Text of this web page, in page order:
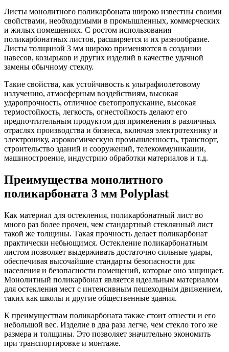
Листы монолитного поликарбоната широко известны своими
свойствами, необходимыми в промышленных, коммерческих
и жилых помещениях. С ростом использования
поликарбонатных листов, расширяется и их разнообразие.
Листы толщиной 3 мм широко применяются в создании
навесов, козырьков и других изделий в качестве удачной
замены обычному стеклу.
Такие свойства, как устойчивость к ультрафиолетовому
излучению, атмосферным воздействиям, высокая
ударопрочность, отличное светопропускание, высокая
термостойкость, легкость, огнестойкость делают его
предпочтительным продуктом для применения в различных
отраслях производства и бизнеса, включая электротехнику и
электронику, аэрокосмическую промышленность, транспорт,
строительство зданий и сооружений, телекоммуникации,
машиностроение, индустрию обработки материалов и т.д.
Преимущества монолитного
поликарбоната 3 мм Polyplast
Как материал для остекления, поликарбонатный лист во
много раз более прочен, чем стандартный стеклянный лист
такой же толщины. Такая прочность делает поликарбонат
практически небьющимся. Остекление поликарбонатным
листом позволяет выдерживать достаточно сильные удары,
обеспечивая высочайшие стандарты безопасности для
населения и безопасности помещений, которые оно защищает.
Монолитный поликарбонат является идеальным материалом
для остекления мест с интенсивным пешеходным движением,
таких как школы и другие общественные здания.
К преимуществам поликарбоната также стоит отнести и его
небольшой вес. Изделие в два раза легче, чем стекло того же
размера и толщины. Это позволяет значительно экономить
при транспортировке и монтаже.